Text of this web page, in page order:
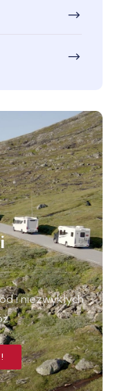
i niezwykłych